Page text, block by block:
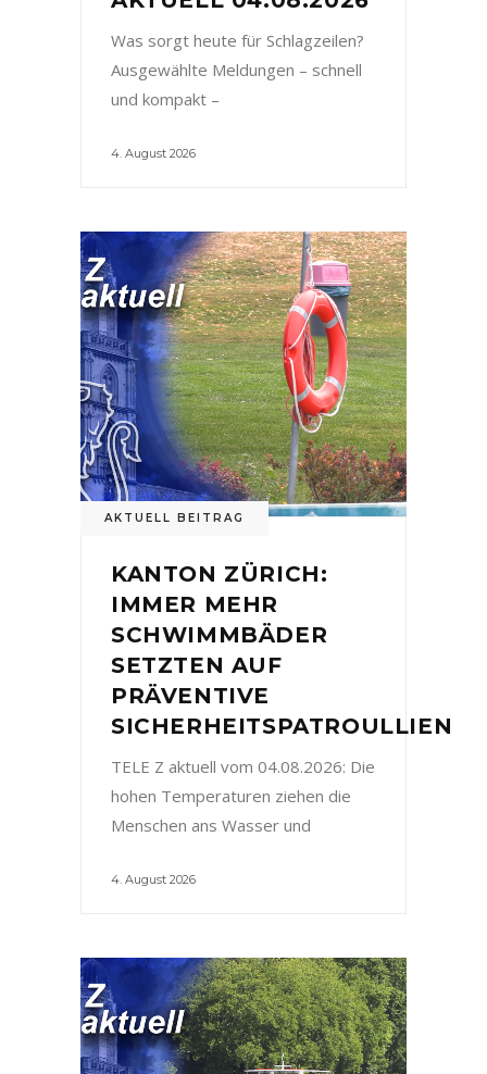
Was sorgt heute für Schlagzeilen?
Ausgewählte Meldungen – schnell
und kompakt –
4. August 2026
AKTUELL BEITRAG
KANTON ZÜRICH:
IMMER MEHR
SCHWIMMBÄDER
SETZTEN AUF
PRÄVENTIVE
SICHERHEITSPATROULLIEN
TELE Z aktuell vom 04.08.2026: Die
hohen Temperaturen ziehen die
Menschen ans Wasser und
4. August 2026